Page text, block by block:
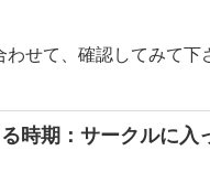
せて、確認してみて下
時期：サークルに入